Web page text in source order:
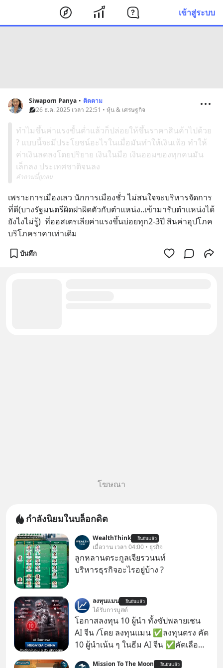
เข้าสู่ระบบ
Siwaporn Panya • ติดตาม
26 ธ.ค. 2025 เวลา 22:51 • หุ้น & เศรษฐกิจ
ทำไมขึ้นค่าแรงขั้นต่ำแล้วก็ปล่อยให้ขึ้นราคาสินค้าไปด้วย
? แบบนี้จะมีประโยชน์อะไรในเมื่อมันทำให้เงินเฟ้อ ทำให้
ค่าเงินลดลงโดยปริยาย เงินในมือ เงินออมของทุกคนมัน
เล็กลง ประเทศชาติจนลง
คำถามนี้ถูกลบ
เพราะการเมืองเลว นักการเมืองชั่ว ไม่สนใจจะบริหารจัดการ
ที่ดี(บางรัฐมนตรีผิดฝาผิดตัวกับตำแหน่ง..เข้ามารับตำแหน่งได้
ยังไงไม่รู้)  ที่ออสเตรเลียค่าแรงขึ้นบ่อยทุก2-3ปี สินค่าอุปโภค
บริโภคราคาเท่าเดิม
บันทึก
โฆษณา
กำลังนิยมในบล็อกดิต
WealthThink ยืนยันแล้ว
เมื่อวาน เวลา 04:00 • ธุรกิจ
ลูกหลานตระกูลเจียรวนนท์
บริหารธุรกิจอะไรอยู่บ้าง ?
ลงทุนแมน ยืนยันแล้ว
ได้รับการบูสต์
โอกาสลงทุน 10 ผู้นำ ทั้งซัปพลายเชน
AI จีน /โดย ลงทุนแมน ✅ลงทุนตรง คัด
10 ผู้นำเน้น ๆ ในธีม AI จีน ✅คัดเลือก
Mission To The Moon ยืนยันแล้ว